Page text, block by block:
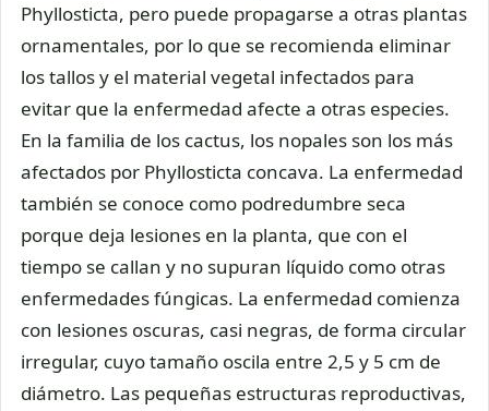
Phyllosticta, pero puede propagarse a otras plantas
ornamentales, por lo que se recomienda eliminar
los tallos y el material vegetal infectados para
evitar que la enfermedad afecte a otras especies.
En la familia de los cactus, los nopales son los más
afectados por Phyllosticta concava. La enfermedad
también se conoce como podredumbre seca
porque deja lesiones en la planta, que con el
tiempo se callan y no supuran líquido como otras
enfermedades fúngicas. La enfermedad comienza
con lesiones oscuras, casi negras, de forma circular
irregular, cuyo tamaño oscila entre 2,5 y 5 cm de
diámetro. Las pequeñas estructuras reproductivas,